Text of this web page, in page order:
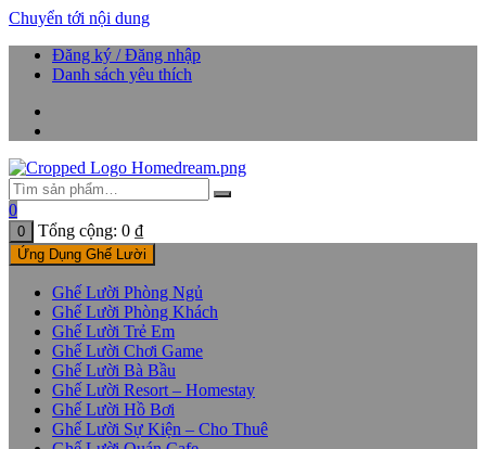
Chuyển tới nội dung
Đăng ký / Đăng nhập
Danh sách yêu thích
0
0 Tổng cộng: 0 ₫
Ứng Dụng Ghế Lười
Ghế Lười Phòng Ngủ
Ghế Lười Phòng Khách
Ghế Lười Trẻ Em
Ghế Lười Chơi Game
Ghế Lười Bà Bầu
Ghế Lười Resort – Homestay
Ghế Lười Hồ Bơi
Ghế Lười Sự Kiện – Cho Thuê